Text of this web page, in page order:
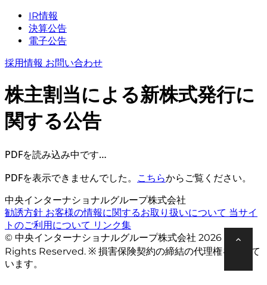
IR情報
決算公告
電子公告
採用情報 お問い合わせ
株主割当による新株式発行に
関する公告
PDFを読み込み中です…
PDFを表示できませんでした。 こちらからご覧ください。
中央インターナショナルグループ株式会社
勧誘方針 お客様の情報に関するお取り扱いについて 当サイ
トのご利用について リンク集
© 中央インターナショナルグループ株式会社 2026 All
Rights Reserved. ※ 損害保険契約の締結の代理権を有して
います。